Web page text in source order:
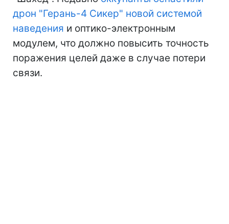
дрон "Герань-4 Сикер" новой системой
наведения и оптико-электронным
модулем, что должно повысить точность
поражения целей даже в случае потери
связи.